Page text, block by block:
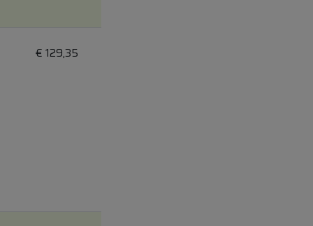
€ 129,35